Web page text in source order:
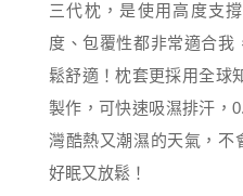
三代枕，是使用高度支
度、包覆性都非常適合我
鬆舒適！枕套更採用全球
製作，可快速吸濕排汗，
灣酷熱又潮濕的天氣，不
好眠又放鬆！